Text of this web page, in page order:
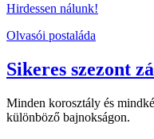
Hirdessen nálunk!
Olvasói postaláda
Sikeres szezont
Minden korosztály és
különböző bajnokságon.